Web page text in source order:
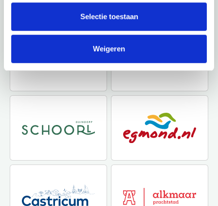
Selectie toestaan
Weigeren
heeft.